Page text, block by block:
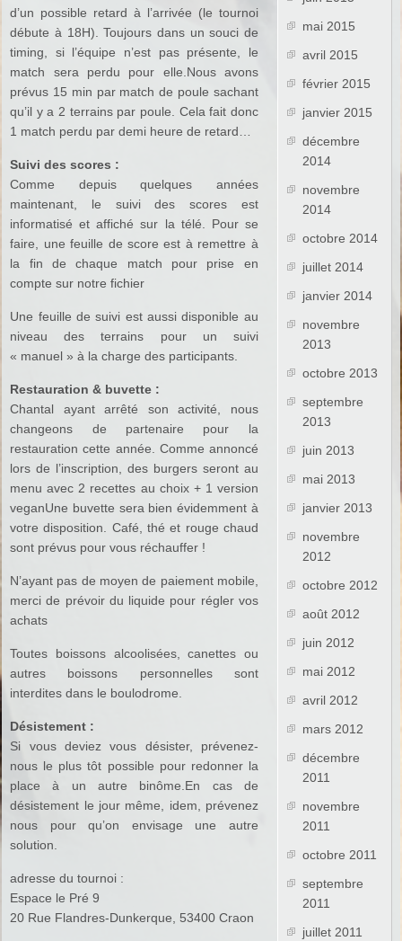
d’un possible retard à l’arrivée (le tournoi
débute à 18H). Toujours dans un souci de
timing, si l’équipe n’est pas présente, le
match sera perdu pour elle.Nous avons
prévus 15 min par match de poule sachant
qu’il y a 2 terrains par poule. Cela fait donc
1 match perdu par demi heure de retard…
Suivi des scores :
Comme depuis quelques années
maintenant, le suivi des scores est
informatisé et affiché sur la télé. Pour se
faire, une feuille de score est à remettre à
la fin de chaque match pour prise en
compte sur notre fichier
Une feuille de suivi est aussi disponible au
niveau des terrains pour un suivi
« manuel » à la charge des participants.
Restauration & buvette :
Chantal ayant arrêté son activité, nous
changeons de partenaire pour la
restauration cette année. Comme annoncé
lors de l’inscription, des burgers seront au
menu avec 2 recettes au choix + 1 version
veganUne buvette sera bien évidemment à
votre disposition. Café, thé et rouge chaud
sont prévus pour vous réchauffer !
N’ayant pas de moyen de paiement mobile,
merci de prévoir du liquide pour régler vos
achats
Toutes boissons alcoolisées, canettes ou
autres boissons personnelles sont
interdites dans le boulodrome.
Désistement :
Si vous deviez vous désister, prévenez-
nous le plus tôt possible pour redonner la
place à un autre binôme.En cas de
désistement le jour même, idem, prévenez
nous pour qu’on envisage une autre
solution.
adresse du tournoi :
Espace le Pré 9
20 Rue Flandres-Dunkerque, 53400 Craon
mai 2015
avril 2015
février 2015
janvier 2015
décembre
2014
novembre
2014
octobre 2014
juillet 2014
janvier 2014
novembre
2013
octobre 2013
septembre
2013
juin 2013
mai 2013
janvier 2013
novembre
2012
octobre 2012
août 2012
juin 2012
mai 2012
avril 2012
mars 2012
décembre
2011
novembre
2011
octobre 2011
septembre
2011
juillet 2011